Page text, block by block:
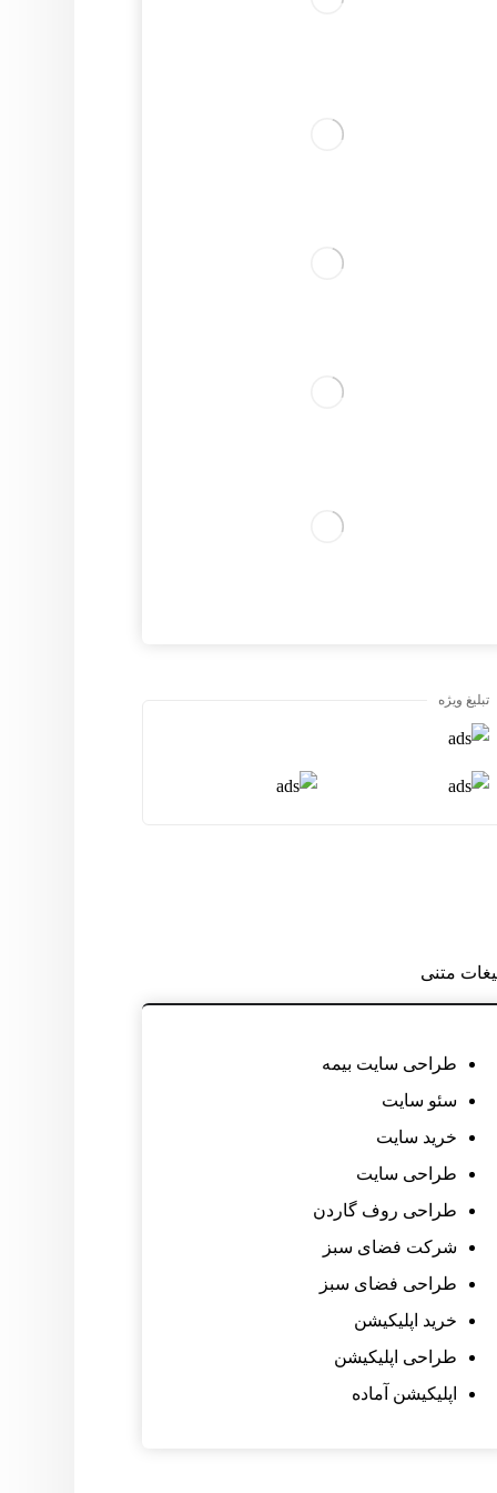
تبلیغ ویژه
متنی
طراحی سایت بیمه
سئو سایت
خرید سایت
طراحی سایت
طراحی روف گاردن
شرکت فضای سبز
طراحی فضای سبز
خرید اپلیکیشن
طراحی اپلیکیشن
اپلیکیشن آماده